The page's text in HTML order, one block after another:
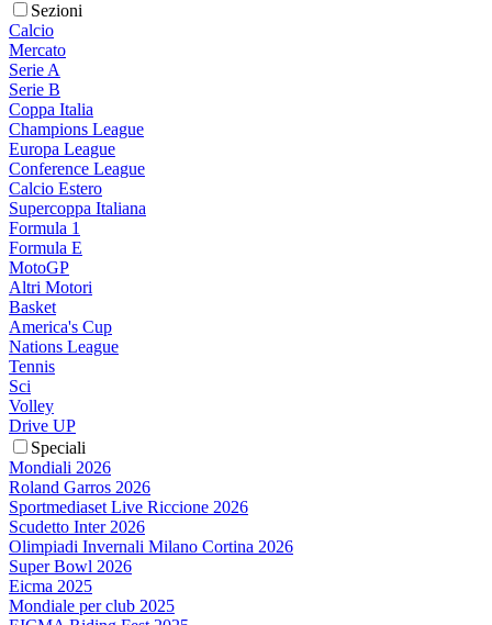
Sezioni
Calcio
Mercato
Serie A
Serie B
Coppa Italia
Champions League
Europa League
Conference League
Calcio Estero
Supercoppa Italiana
Formula 1
Formula E
MotoGP
Altri Motori
Basket
America's Cup
Nations League
Tennis
Sci
Volley
Drive UP
Speciali
Mondiali 2026
Roland Garros 2026
Sportmediaset Live Riccione 2026
Scudetto Inter 2026
Olimpiadi Invernali Milano Cortina 2026
Super Bowl 2026
Eicma 2025
Mondiale per club 2025